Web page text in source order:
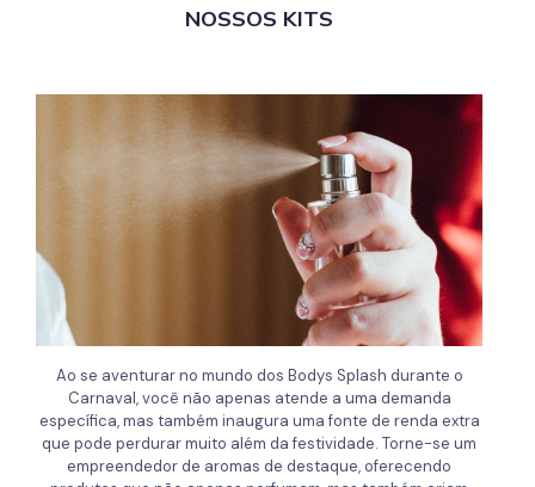
NOSSOS KITS
Ao se aventurar no mundo dos Bodys Splash durante o
Carnaval, você não apenas atende a uma demanda
específica, mas também inaugura uma fonte de renda extra
que pode perdurar muito além da festividade. Torne-se um
empreendedor de aromas de destaque, oferecendo